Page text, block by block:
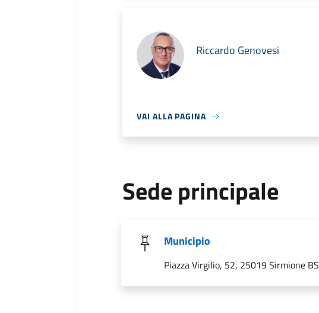
Riccardo Genovesi
VAI ALLA PAGINA
Sede principale
Municipio
Piazza Virgilio, 52, 25019 Sirmione BS